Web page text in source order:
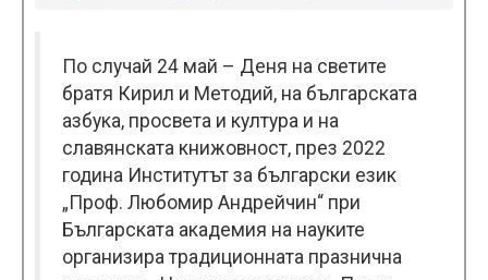
По случай 24 май – Деня на светите
братя Кирил и Методий, на българската
азбука, просвета и култура и на
славянската книжовност, през 2022
година Институтът за български език
„Проф. Любомир Андрейчин“ при
Българската академия на науките
организира традиционната празнична